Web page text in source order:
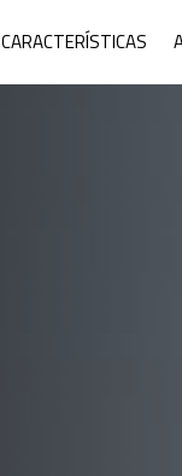
CARACTERÍSTICAS